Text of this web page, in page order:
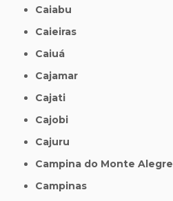
Caiabu
Caieiras
Caiuá
Cajamar
Cajati
Cajobi
Cajuru
Campina do Monte Alegre
Campinas